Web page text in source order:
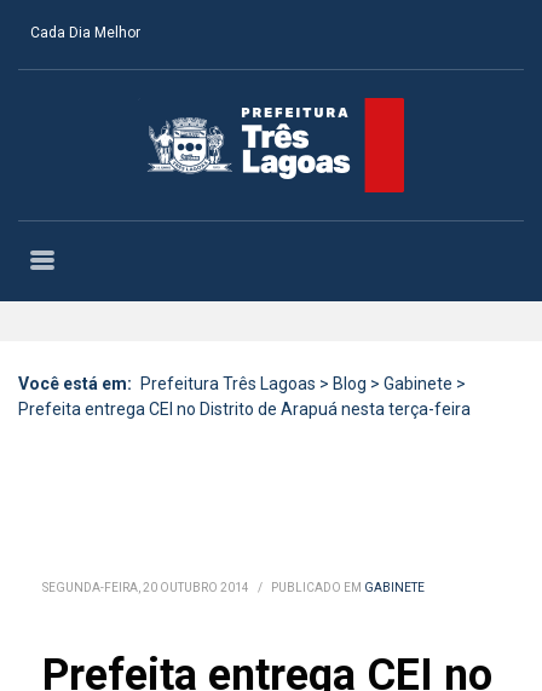
Cada Dia Melhor
Você está em: Prefeitura Três Lagoas > Blog > Gabinete >
Prefeita entrega CEI no Distrito de Arapuá nesta terça-feira
SEGUNDA-FEIRA, 20 OUTUBRO 2014 / PUBLICADO EM GABINETE
Prefeita entrega CEI no